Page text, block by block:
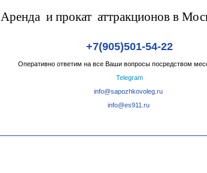
Аренда и прокат аттракционов в
+7(905)501-54-22
Оперативно ответим на все Ваши вопросы посредством
Telegram
info@sapozhkovoleg.ru
info@es911.ru